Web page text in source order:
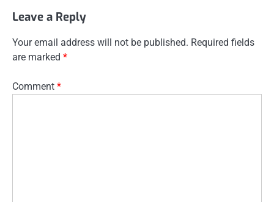
Leave a Reply
Your email address will not be published. Required fields
are marked *
Comment *